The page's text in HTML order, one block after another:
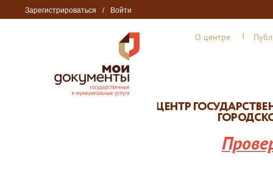
Зарегистрироваться / Войти
О центре